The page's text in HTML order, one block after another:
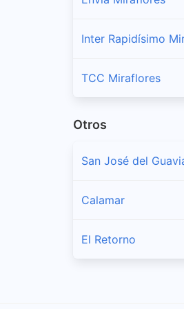
Inter Rapidísimo
TCC Miraflores
Otros
San José del
Calamar
El Retorno